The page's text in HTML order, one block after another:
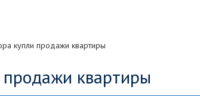
купли продажи квартиры
квартиры